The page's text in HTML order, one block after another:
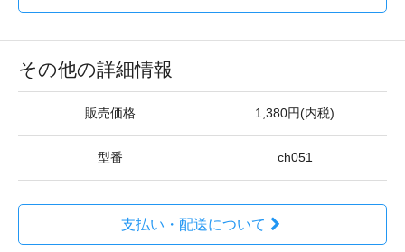
その他の詳細情報
販売価格 1,380円(内税)
型番 ch051
支払い・配送について